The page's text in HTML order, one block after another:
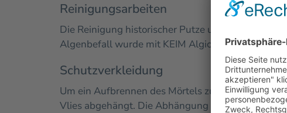
Reinigungsarbeiten
Die Reinigung historischer Putze und des
Algenbefall wurde mit KEIM Algicid behandelt
Schutzverkleidung
Um ein Aufbrennen des Mörtels zu verhindern,
Vlies abgehängt. Die Abhängung wurde in einem